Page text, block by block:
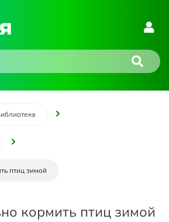
птиц зимой
кормить птиц зимой